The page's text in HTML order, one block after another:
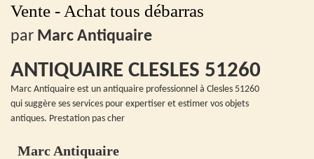
Vente - Achat tous débarras
par Marc Antiquaire
ANTIQUAIRE CLESLES 51260
Marc Antiquaire est un antiquaire professionnel à Clesles 51260
qui suggère ses services pour expertiser et estimer vos objets
antiques. Prestation pas cher
Marc Antiquaire